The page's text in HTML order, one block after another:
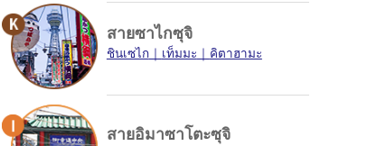
สายซาไกซุจิ
ชินเซไก เท็มมะ คิตาฮามะ
สายอิมาซาโตะซุจิ